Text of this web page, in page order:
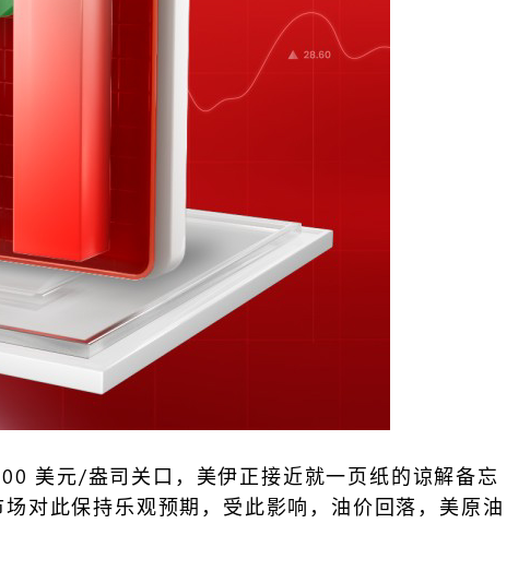
美元/盎司关口，美伊正接近就一页纸的谅解备忘
对此保持乐观预期，受此影响，油价回落，美原油